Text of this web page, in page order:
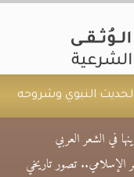
النبوي وشروحه
في الشعر العربي
تصور تاريخي